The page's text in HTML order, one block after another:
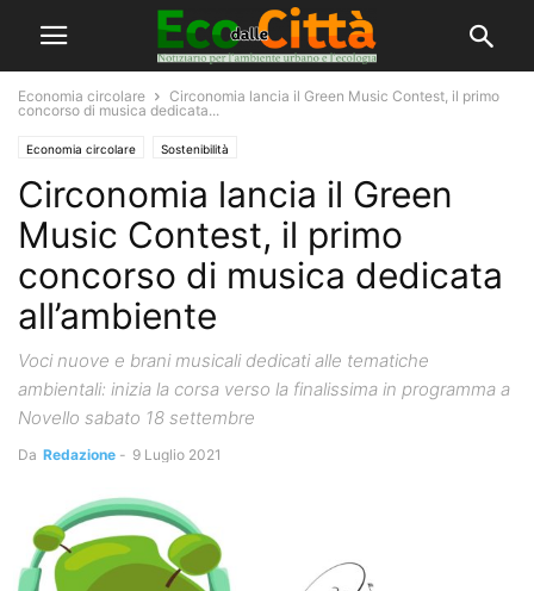
Economia circolare
Circonomia lancia il Green Music Contest, il primo
concorso di musica dedicata...
Economia circolare Sostenibilità
Circonomia lancia il Green
Music Contest, il primo
concorso di musica dedicata
all’ambiente
Voci nuove e brani musicali dedicati alle tematiche
ambientali: inizia la corsa verso la finalissima in programma a
Novello sabato 18 settembre
Da Redazione - 9 Luglio 2021